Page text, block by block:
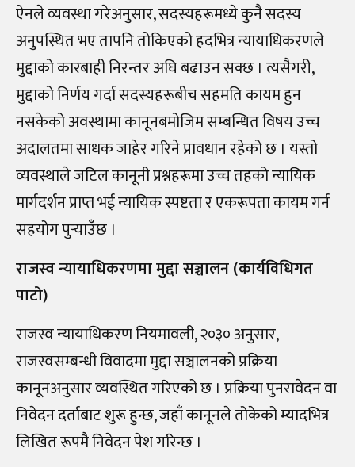
ऐनले व्यवस्था गरेअनुसार, सदस्यहरूमध्ये कुनै सदस्य
अनुपस्थित भए तापनि तोकिएको हदभित्र न्यायाधिकरणले
मुद्दाको कारबाही निरन्तर अघि बढाउन सक्छ । त्यसैगरी,
मुद्दाको निर्णय गर्दा सदस्यहरूबीच सहमति कायम हुन
नसकेको अवस्थामा कानूनबमोजिम सम्बन्धित विषय उच्च
अदालतमा साधक जाहेर गरिने प्रावधान रहेको छ । यस्तो
व्यवस्थाले जटिल कानूनी प्रश्नहरूमा उच्च तहको न्यायिक
मार्गदर्शन प्राप्त भई न्यायिक स्पष्टता र एकरूपता कायम गर्न
सहयोग पुर्‍याउँछ ।
राजस्व न्यायाधिकरणमा मुद्दा सञ्चालन (कार्यविधिगत
पाटो)
राजस्व न्यायाधिकरण नियमावली, २०३० अनुसार,
राजस्वसम्बन्धी विवादमा मुद्दा सञ्चालनको प्रक्रिया
कानूनअनुसार व्यवस्थित गरिएको छ । प्रक्रिया पुनरावेदन वा
निवेदन दर्ताबाट शुरू हुन्छ, जहाँ कानूनले तोकेको म्यादभित्र
लिखित रूपमै निवेदन पेश गरिन्छ ।